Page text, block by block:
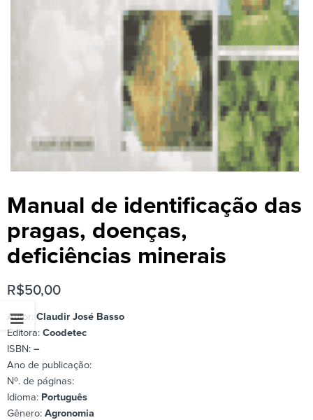
Manual de identificação das
pragas, doenças,
deficiências minerais
R$50,00
Autor: Claudir José Basso
Editora: Coodetec
ISBN: –
Ano de publicação:
Nº. de páginas:
Idioma: Português
Gênero: Agronomia